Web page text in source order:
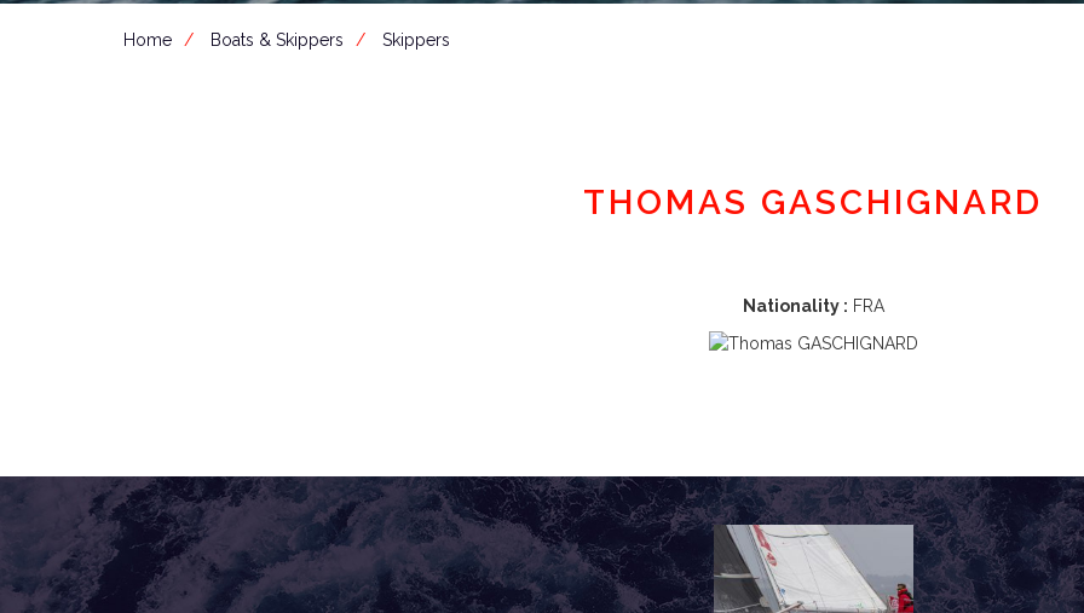
Home Boats & Skippers Skippers
THOMAS GASCHIGNARD
Nationality : FRA